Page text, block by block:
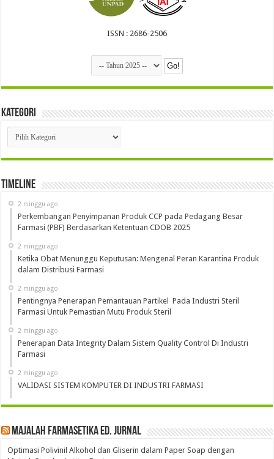
ISSN : 2686-2506
Kategori
Kategori
Timeline
2 minggu ago
Perkembangan Penyimpanan Produk CCP pada Pedagang Besar
Farmasi (PBF) Berdasarkan Ketentuan CDOB 2025
2 minggu ago
Ketika Obat Menunggu Keputusan: Mengenal Peran Karantina Produk
dalam Distribusi Farmasi
2 minggu ago
Pentingnya Penerapan Pemantauan Partikel Pada Industri Steril
Farmasi Untuk Pemastian Mutu Produk Steril
2 minggu ago
Penerapan Data Integrity Dalam Sistem Quality Control Di Industri
Farmasi
2 minggu ago
VALIDASI SISTEM KOMPUTER DI INDUSTRI FARMASI
Majalah Farmasetika Ed. Jurnal
Optimasi Polivinil Alkohol dan Gliserin dalam Paper Soap dengan